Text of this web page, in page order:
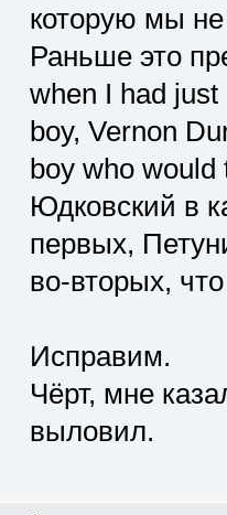
которую мы
Раньше это
when I had
boy, Vernon
boy who
Юдковский в
первых,
во-вторых,
Исправим.
Чёрт, мне
выловил.